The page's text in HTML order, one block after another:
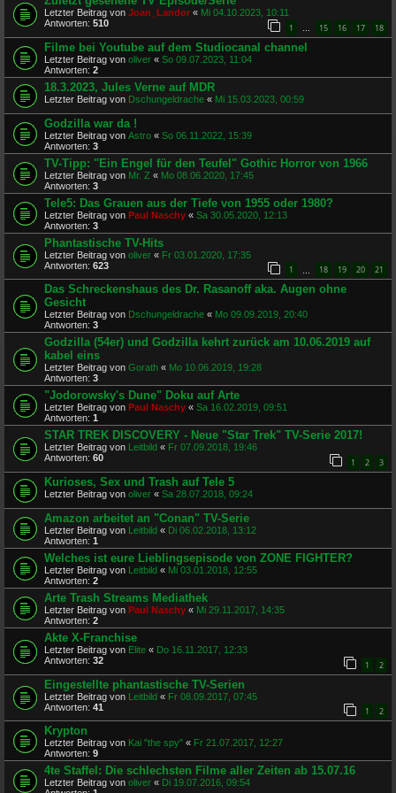
Letzter Beitrag von Joan_Landor « Mi 04.10.2023, 10:11
Antworten: 510 1 … 15 16 17 18
Filme bei Youtube auf dem Studiocanal channel
Letzter Beitrag von oliver « So 09.07.2023, 11:04
Antworten: 2
18.3.2023, Jules Verne auf MDR
Letzter Beitrag von Dschungeldrache « Mi 15.03.2023, 00:59
Godzilla war da !
Letzter Beitrag von Astro « So 06.11.2022, 15:39
Antworten: 3
TV-Tipp: "Ein Engel für den Teufel" Gothic Horror von 1966
Letzter Beitrag von Mr. Z « Mo 08.06.2020, 17:45
Antworten: 3
Tele5: Das Grauen aus der Tiefe von 1955 oder 1980?
Letzter Beitrag von Paul Naschy « Sa 30.05.2020, 12:13
Antworten: 3
Phantastische TV-Hits
Letzter Beitrag von oliver « Fr 03.01.2020, 17:35
Antworten: 623 1 18 19 20 21
Das Schreckenshaus des Dr. Rasanoff aka. Augen ohne
Gesicht
Letzter Beitrag von Dschungeldrache « Mo 09.09.2019, 20:40
Antworten: 3
Godzilla (54er) und Godzilla kehrt zurück am 10.06.2019 auf
kabel eins
Letzter Beitrag von Gorath « Mo 10.06.2019, 19:28
Antworten: 3
"Jodorowsky's Dune" Doku auf Arte
Letzter Beitrag von Paul Naschy « Sa 16.02.2019, 09:51
Antworten: 1
STAR TREK DISCOVERY - Neue "Star Trek" TV-Serie 2017!
Letzter Beitrag von Leitbild « Fr 07.09.2018, 19:46
Antworten: 60 1 2 3
Kurioses, Sex und Trash auf Tele 5
Letzter Beitrag von oliver « Sa 28.07.2018, 09:24
Amazon arbeitet an "Conan" TV-Serie
Letzter Beitrag von Leitbild « Di 06.02.2018, 13:12
Antworten: 1
Welches ist eure Lieblingsepisode von ZONE FIGHTER?
Letzter Beitrag von Leitbild « Mi 03.01.2018, 12:55
Antworten: 2
Arte Trash Streams Mediathek
Letzter Beitrag von Paul Naschy « Mi 29.11.2017, 14:35
Antworten: 2
Akte X-Franchise
Letzter Beitrag von Elite « Do 16.11.2017, 12:33
Antworten: 32 1 2
Eingestellte phantastische TV-Serien
Letzter Beitrag von Leitbild « Fr 08.09.2017, 07:45
Antworten: 41 1 2
Krypton
Letzter Beitrag von Kai "the spy" « Fr 21.07.2017, 12:27
Antworten: 9
4te Staffel: Die schlechsten Filme aller Zeiten ab 15.07.16
Letzter Beitrag von oliver « Di 19.07.2016, 09:54